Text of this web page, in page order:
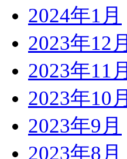
2024年1月
2023年12月
2023年11月
2023年10月
2023年9月
2023年8月